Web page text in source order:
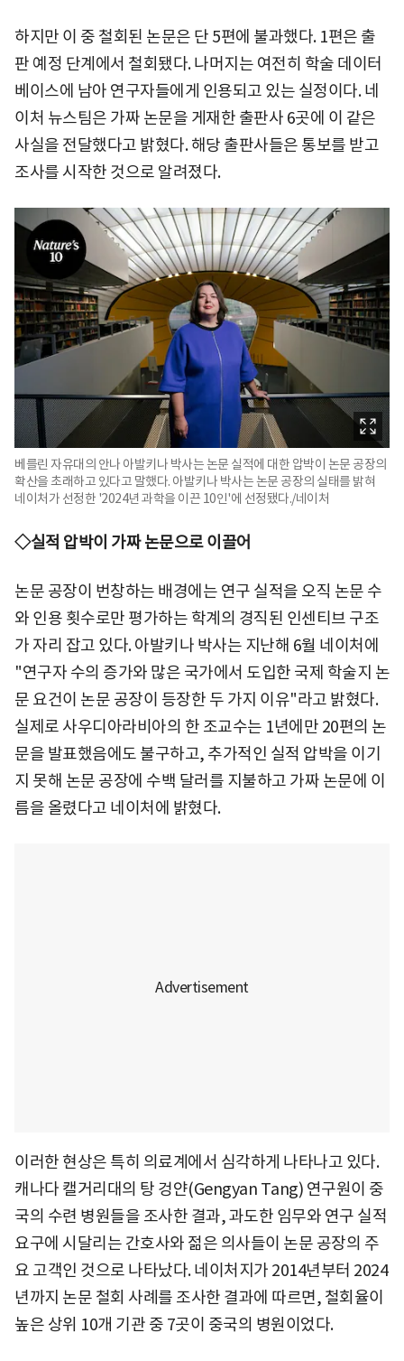
하지만 이 중 철회된 논문은 단 5편에 불과했다. 1편은 출
판 예정 단계에서 철회됐다. 나머지는 여전히 학술 데이터
베이스에 남아 연구자들에게 인용되고 있는 실정이다. 네
이처 뉴스팀은 가짜 논문을 게재한 출판사 6곳에 이 같은
사실을 전달했다고 밝혔다. 해당 출판사들은 통보를 받고
조사를 시작한 것으로 알려졌다.
베를린 자유대의 안나 아발키나 박사는 논문 실적에 대한 압박이 논문 공장의
확산을 초래하고 있다고 말했다. 아발키나 박사는 논문 공장의 실태를 밝혀
네이처가 선정한 '2024년 과학을 이끈 10인'에 선정됐다./네이처
◇실적 압박이 가짜 논문으로 이끌어
논문 공장이 번창하는 배경에는 연구 실적을 오직 논문 수
와 인용 횟수로만 평가하는 학계의 경직된 인센티브 구조
가 자리 잡고 있다. 아발키나 박사는 지난해 6월 네이처에
"연구자 수의 증가와 많은 국가에서 도입한 국제 학술지 논
문 요건이 논문 공장이 등장한 두 가지 이유"라고 밝혔다.
실제로 사우디아라비아의 한 조교수는 1년에만 20편의 논
문을 발표했음에도 불구하고, 추가적인 실적 압박을 이기
지 못해 논문 공장에 수백 달러를 지불하고 가짜 논문에 이
름을 올렸다고 네이처에 밝혔다.
이러한 현상은 특히 의료계에서 심각하게 나타나고 있다.
캐나다 캘거리대의 탕 겅얀(Gengyan Tang) 연구원이 중
국의 수련 병원들을 조사한 결과, 과도한 임무와 연구 실적
요구에 시달리는 간호사와 젊은 의사들이 논문 공장의 주
요 고객인 것으로 나타났다. 네이처지가 2014년부터 2024
년까지 논문 철회 사례를 조사한 결과에 따르면, 철회율이
높은 상위 10개 기관 중 7곳이 중국의 병원이었다.